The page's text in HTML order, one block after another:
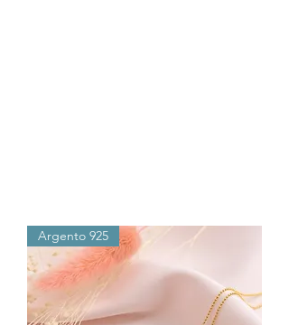
Argento 925